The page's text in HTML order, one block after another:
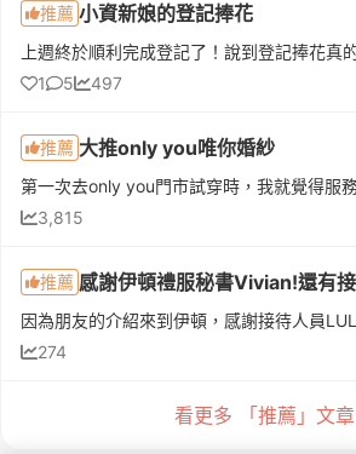
推薦 小資新娘的登記捧花
1
5 497
推薦 大推only you唯你婚紗
3,815
推薦
274
看更多 「推薦」文章